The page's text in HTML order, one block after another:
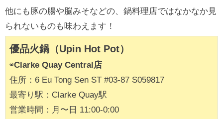
他にも豚の腸や脳みそなどの、鍋料理店ではなかなか見
られないものも味わえます！
優品火鍋（Upin Hot Pot）
◉Clarke Quay Central店
住所：6 Eu Tong Sen ST #03-87 S059817
最寄り駅：Clarke Quay駅
営業時間：月〜日 11:00-0:00